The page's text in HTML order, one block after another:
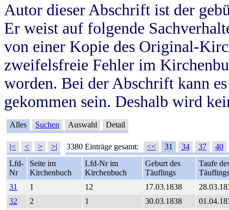
Autor dieser Abschrift ist der
Er weist auf folgende
von einer Kopie des Original-
zweifelsfreie Fehler im
worden. Bei der Abschrift kann
gekommen sein. Deshalb wird
Alles Suchen Auswahl Detail
|< < > >| 3380 Einträge gesamt: << 31 34 37
40
Lfd-
Nr
Seite im
Kirchenbuch
Lfd-Nr im
Kirchenbuch
Geburt des
Täuflings
Taufe
Täuflings
31
1 12 17.03.1838
32
2 1 30.03.1838